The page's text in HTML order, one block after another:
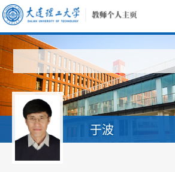
首页
科学研究
教学研究
获奖信息
于波